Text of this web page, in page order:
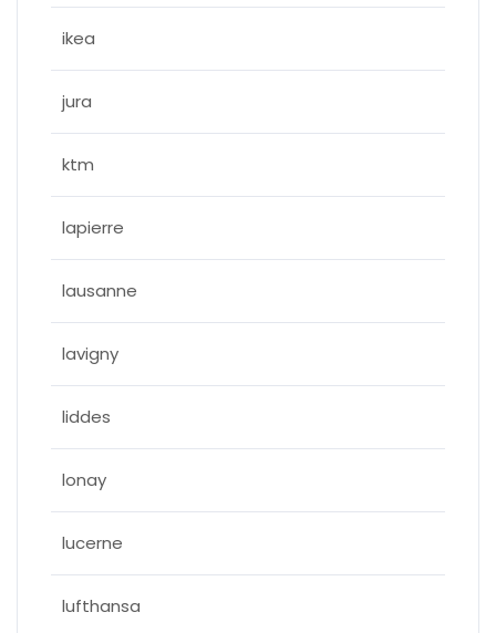
ikea
jura
ktm
lapierre
lausanne
lavigny
liddes
lonay
lucerne
lufthansa